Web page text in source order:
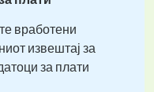
вработени
извештај за
за плати